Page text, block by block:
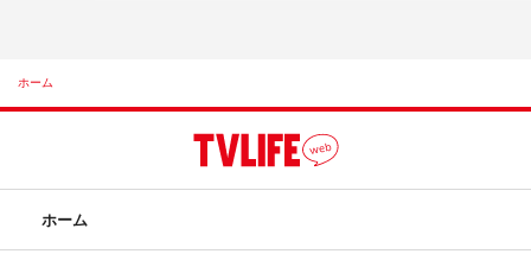
ホーム
ホーム